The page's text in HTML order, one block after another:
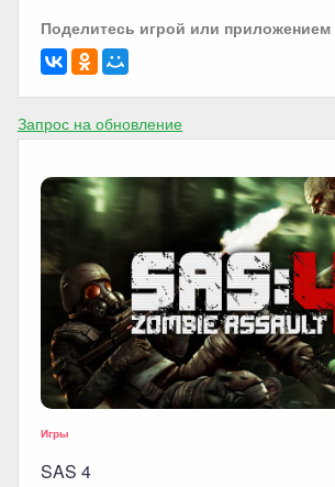
Поделитесь игрой или приложением
Запрос на обновление
Игры
SAS 4